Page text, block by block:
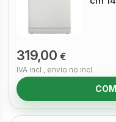
319,00€
IVA incl., envío no incl.